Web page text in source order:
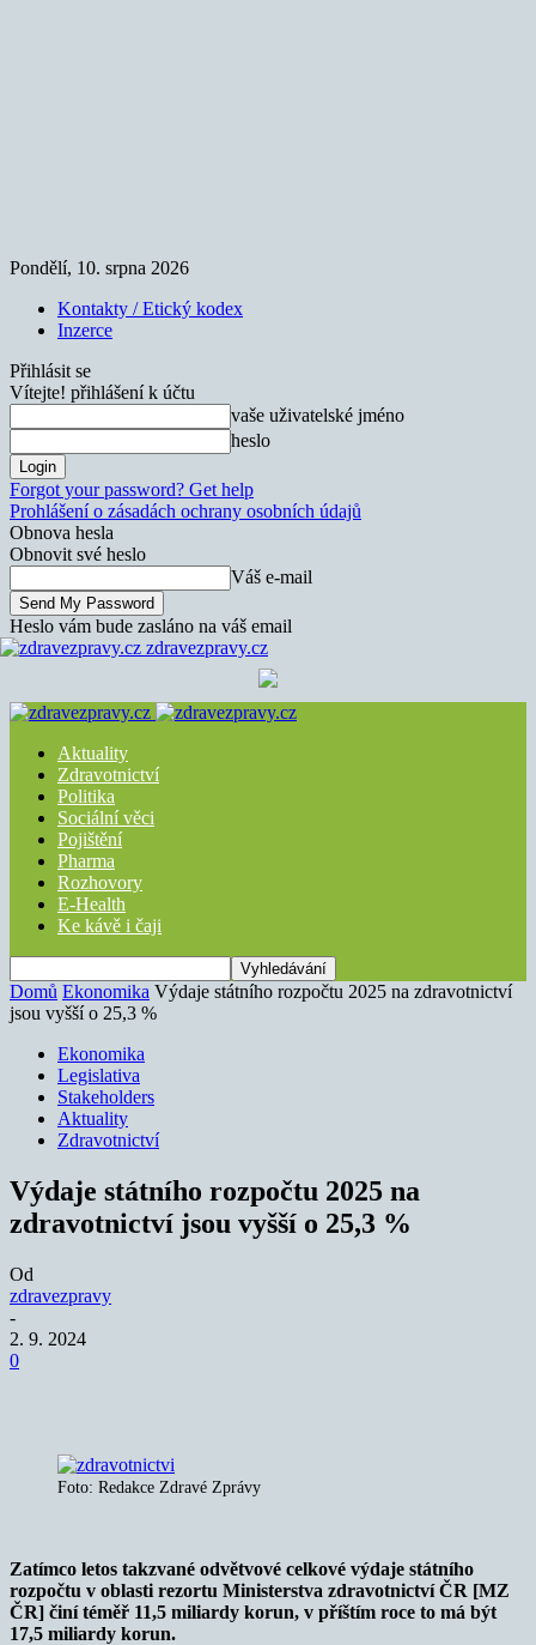
Pondělí, 10. srpna 2026
Kontakty / Etický kodex
Inzerce
Přihlásit se
Vítejte! přihlášení k účtu
vaše uživatelské jméno
heslo
Forgot your password? Get help
Prohlášení o zásadách ochrany osobních údajů
Obnova hesla
Obnovit své heslo
Váš e-mail
Heslo vám bude zasláno na váš email
zdravezpravy.cz
Aktuality
Zdravotnictví
Politika
Sociální věci
Pojištění
Pharma
Rozhovory
E-Health
Ke kávě i čaji
Domů Ekonomika Výdaje státního rozpočtu 2025 na zdravotnictví
jsou vyšší o 25,3 %
Ekonomika
Legislativa
Stakeholders
Aktuality
Zdravotnictví
Výdaje státního rozpočtu 2025 na
zdravotnictví jsou vyšší o 25,3 %
Od
zdravezpravy
-
2. 9. 2024
0
Foto: Redakce Zdravé Zprávy
Zatímco letos takzvané odvětvové celkové výdaje státního
rozpočtu v oblasti rezortu Ministerstva zdravotnictví ČR [MZ
ČR] činí téměř 11,5 miliardy korun, v příštím roce to má být
17,5 miliardy korun.